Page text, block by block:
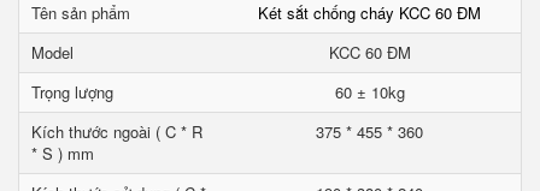
Tên sản phẩm
Két sắt chống cháy KCC 60 ĐM
Model
KCC 60 ĐM
Trọng lượng
60 ± 10kg
Kích thước ngoài ( C * R
* S ) mm
375 * 455 * 360